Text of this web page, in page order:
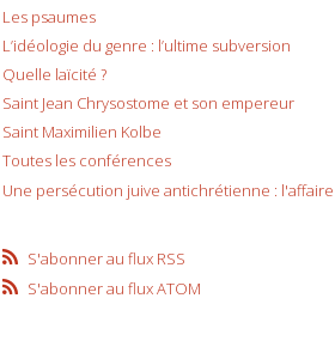
Les psaumes
L’idéologie du genre : l’ultime subversion
Quelle laïcité ?
Saint Jean Chrysostome et son empereur
Saint Maximilien Kolbe
Toutes les conférences
Une persécution juive antichrétienne :
S'abonner au flux RSS
S'abonner au flux ATOM